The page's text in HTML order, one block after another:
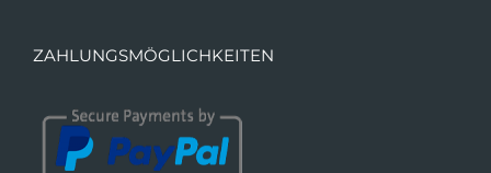
ZAHLUNGSMÖGLICHKEITEN